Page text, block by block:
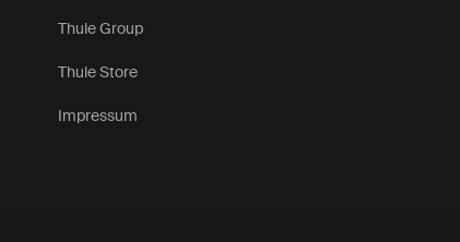
Thule Group
Thule Store
Impressum